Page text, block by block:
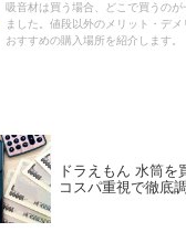
吸音材は買う場合、どこで買うの
ました。値段以外のメリット・デ
おすすめの購入場所を紹介します。
ドラえもん 水筒を
コスパ重視で徹底